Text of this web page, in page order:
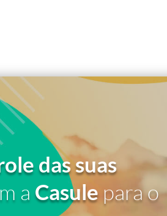
das suas
aCasule para o